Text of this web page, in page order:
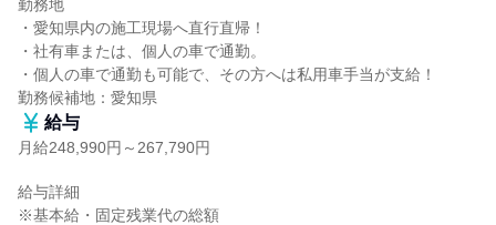
勤務地
・愛知県内の施工現場へ直行直帰！
・社有車または、個人の車で通勤。
・個人の車で通勤も可能で、その方へは私用車手当が支給！
勤務候補地：愛知県
給与
月給248,990円～267,790円
給与詳細
※基本給・固定残業代の総額